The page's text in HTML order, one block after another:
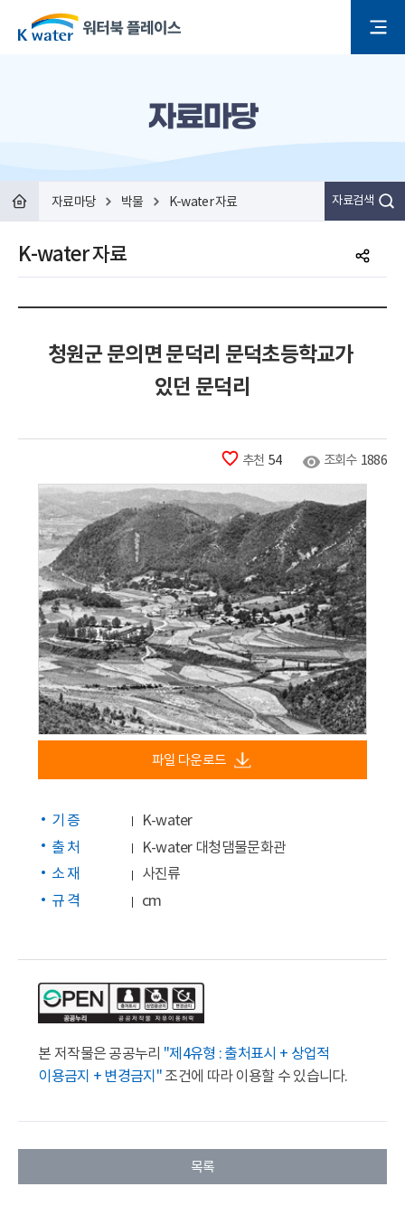
자료마당
자료마당 박물 K-water 자료 자료검색
K-water 자료
청원군 문의면 문덕리 문덕초등학교가
있던 문덕리
파일 다운로드
기 증
K-water
출 처
K-water 대청댐물문화관
소 재
사진류
규 격
cm
추천 54 조회수 1886
본 저작물은 공공누리 "제4유형 : 출처표시 + 상업적
이용금지 + 변경금지" 조건에 따라 이용할 수 있습니다.
목록